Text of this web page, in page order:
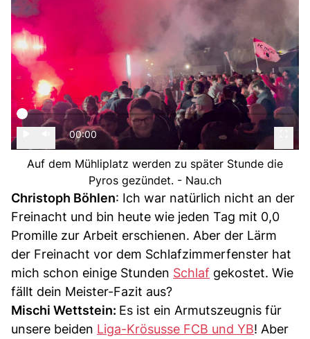
00:00
Auf dem Mühliplatz werden zu später Stunde die
Pyros gezündet. - Nau.ch
Christoph Böhlen: Ich war natürlich nicht an der
Freinacht und bin heute wie jeden Tag mit 0,0
Promille zur Arbeit erschienen. Aber der Lärm
der Freinacht vor dem Schlafzimmerfenster hat
mich schon einige Stunden Schlaf gekostet. Wie
fällt dein Meister-Fazit aus?
Mischi Wettstein: Es ist ein Armutszeugnis für
unsere beiden Liga-Krösusse FCB und YB! Aber